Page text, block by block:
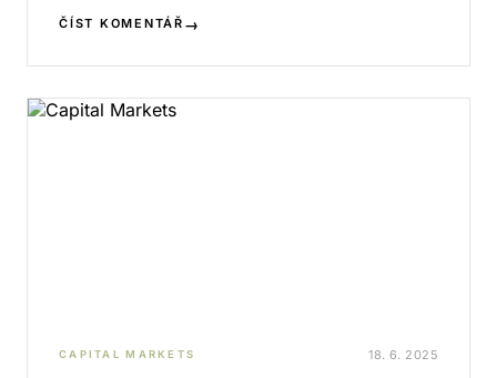
ČÍST KOMENTÁŘ →
CAPITAL MARKETS 18. 6. 2025